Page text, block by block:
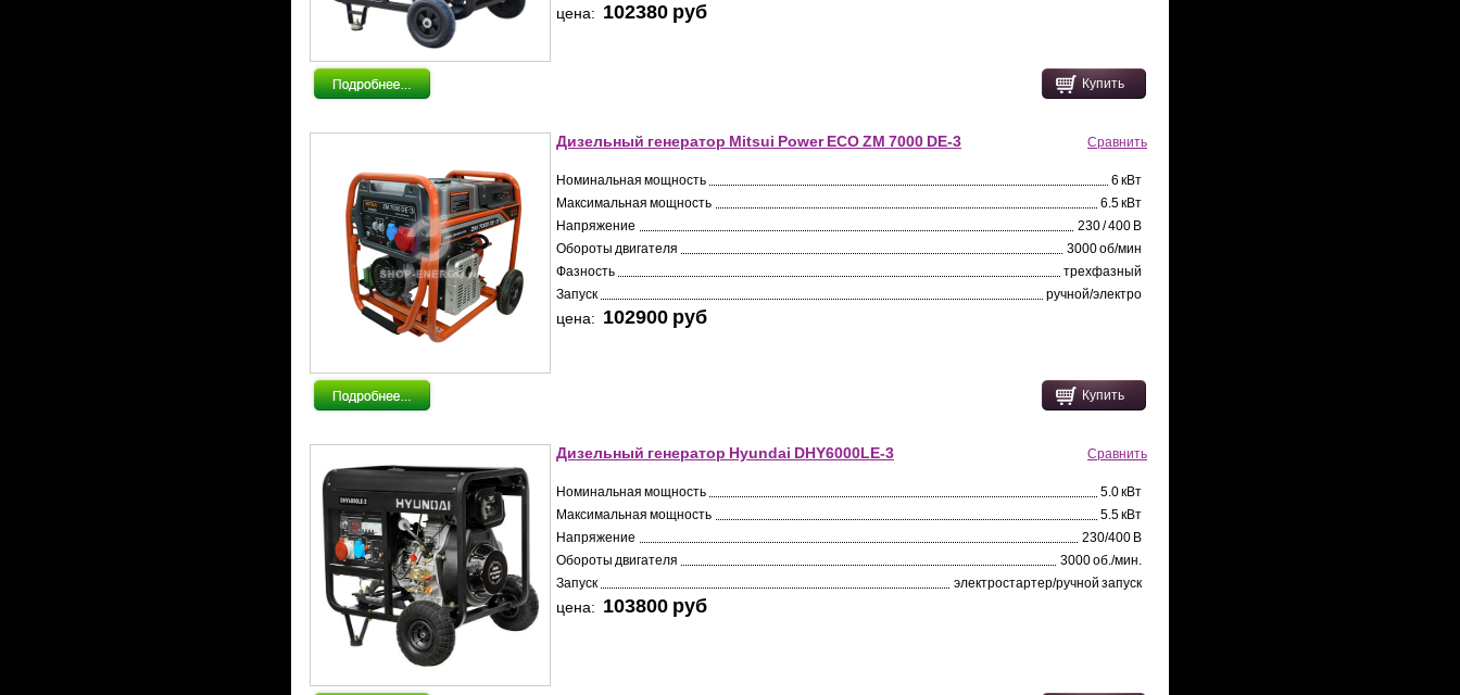
цена: 102380 pуб
Купить
Дизельный генератор Mitsui Power ECO ZM 7000 DE-3 Сравнить
Номинальная мощность
6 кВт
Максимальная мощность
6.5 кВт
Напряжение
230 / 400 В
Обороты двигателя
3000 об/мин
Фазность
трехфазный
Запуск
ручной/электро
цена: 102900 pуб
Купить
Дизельный генератор Hyundai DHY6000LE-3 Сравнить
Номинальная мощность
5.0 кВт
Максимальная мощность
5.5 кВт
Напряжение
230/400 В
Обороты двигателя
3000 об./мин.
Запуск
электростартер/ручной запуск
цена: 103800 pуб